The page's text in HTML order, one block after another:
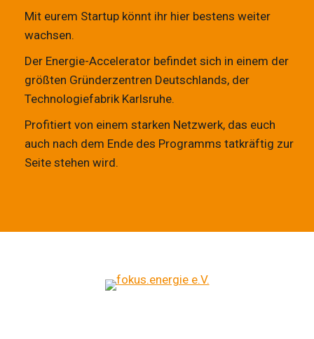
Mit eurem Startup könnt ihr hier bestens weiter
wachsen.
Der Energie-Accelerator befindet sich in einem der
größten Gründerzentren Deutschlands, der
Technologiefabrik Karlsruhe.
Profitiert von einem starken Netzwerk, das euch
auch nach dem Ende des Programms tatkräftig zur
Seite stehen wird.